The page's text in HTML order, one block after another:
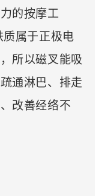
的按摩工
属于正极电
所以磁叉能吸
通淋巴、排走
改善经络不